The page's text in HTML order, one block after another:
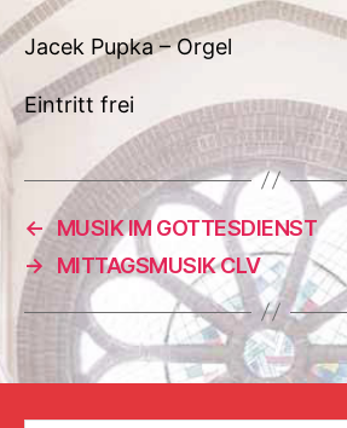
Jacek Pupka – Orgel
Eintritt frei
← MUSIK IM GOTTESDIENST
→
MITTAGSMUSIK CLV